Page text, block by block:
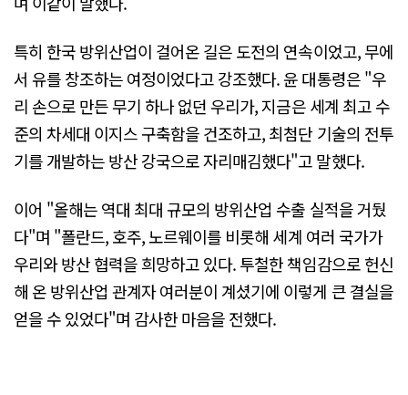
특히 한국 방위산업이 걸어온 길은 도전의 연속이었고, 무에
서 유를 창조하는 여정이었다고 강조했다. 윤 대통령은 "우
리 손으로 만든 무기 하나 없던 우리가, 지금은 세계 최고 수
준의 차세대 이지스 구축함을 건조하고, 최첨단 기술의 전투
기를 개발하는 방산 강국으로 자리매김했다"고 말했다.
이어 "올해는 역대 최대 규모의 방위산업 수출 실적을 거뒀
다"며 "폴란드, 호주, 노르웨이를 비롯해 세계 여러 국가가
우리와 방산 협력을 희망하고 있다. 투철한 책임감으로 헌신
해 온 방위산업 관계자 여러분이 계셨기에 이렇게 큰 결실을
얻을 수 있었다"며 감사한 마음을 전했다.